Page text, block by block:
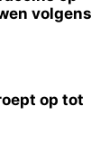
volgens
op tot